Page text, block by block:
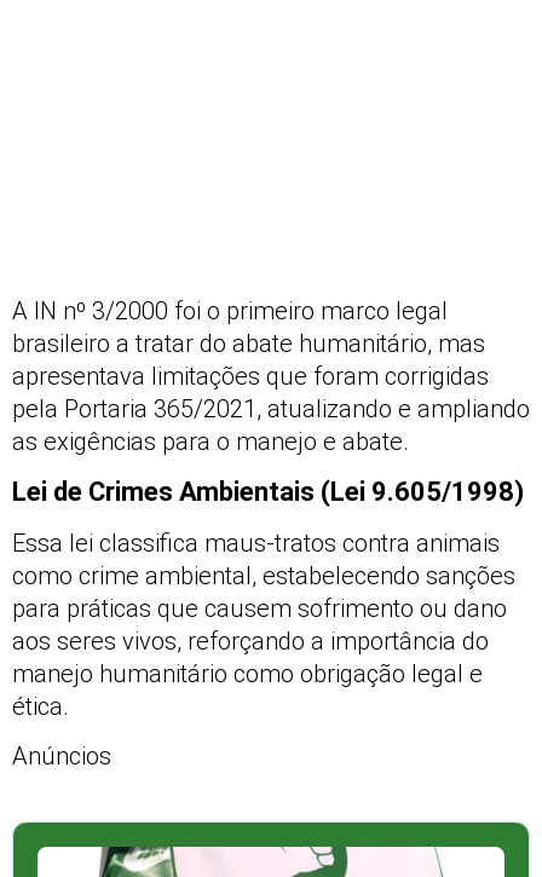
A IN nº 3/2000 foi o primeiro marco legal
brasileiro a tratar do abate humanitário, mas
apresentava limitações que foram corrigidas
pela Portaria 365/2021, atualizando e ampliando
as exigências para o manejo e abate.
Lei de Crimes Ambientais (Lei 9.605/1998)
Essa lei classifica maus-tratos contra animais
como crime ambiental, estabelecendo sanções
para práticas que causem sofrimento ou dano
aos seres vivos, reforçando a importância do
manejo humanitário como obrigação legal e
ética.
Anúncios